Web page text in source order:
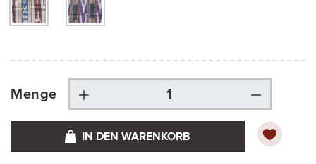
Menge
IN DEN WARENKORB